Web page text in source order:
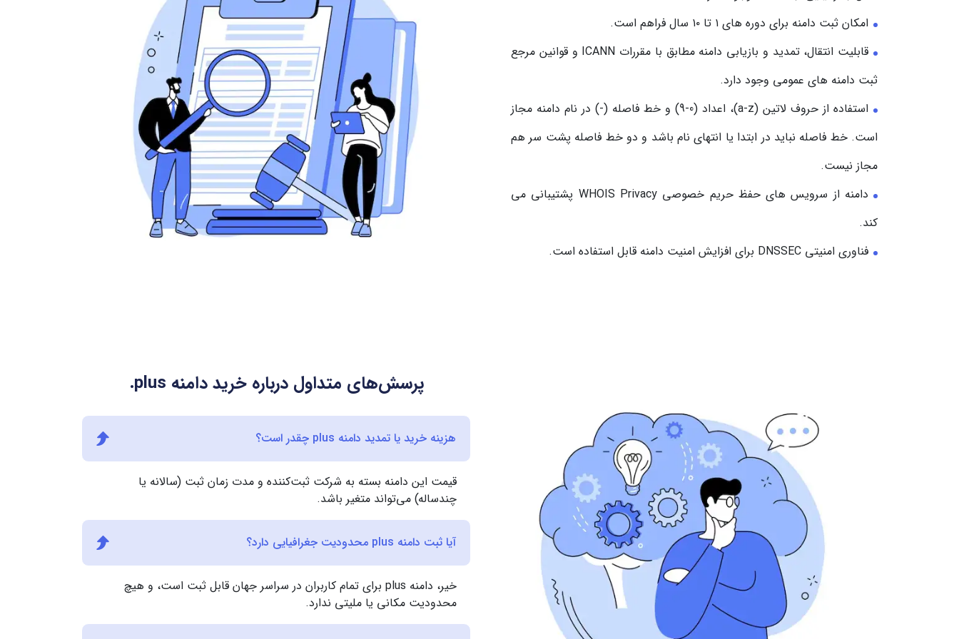
امکان ثبت دامنه برای دوره های ۱ تا ۱۰ سال فراهم است.
قابلیت انتقال، تمدید و بازیابی دامنه مطابق با مقررات ICANN و قوانین مرجع
ثبت دامنه های عمومی وجود دارد.
استفاده از حروف لاتین (a-z)، اعداد (0-9) و خط فاصله (-) در نام دامنه مجاز
است. خط فاصله نباید در ابتدا یا انتهای نام باشد و دو خط فاصله پشت سر هم
مجاز نیست.
دامنه از سرویس های حفظ حریم خصوصی WHOIS Privacy پشتیبانی می
کند.
فناوری امنیتی DNSSEC برای افزایش امنیت دامنه قابل استفاده است.
.plus پرسش‌های متداول درباره خرید دامنه
هزینه خرید یا تمدید دامنه plus چقدر است؟
قیمت این دامنه بسته به شرکت ثبت‌کننده و مدت زمان ثبت (سالانه یا
چندساله) می‌تواند متغیر باشد.
آیا ثبت دامنه plus محدودیت جغرافیایی دارد؟
خیر، دامنه plus برای تمام کاربران در سراسر جهان قابل ثبت است، و هیچ
محدودیت مکانی یا ملیتی ندارد.